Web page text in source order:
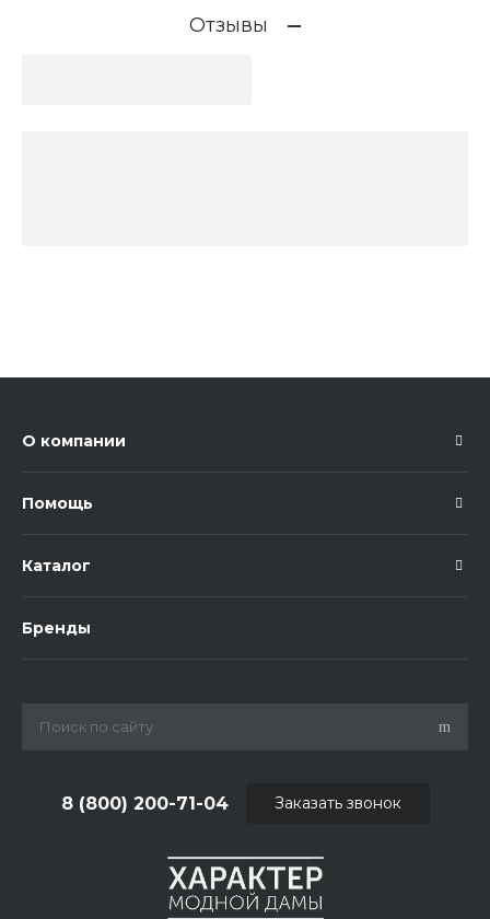
Отзывы
О компании
Помощь
Каталог
Бренды
8 (800) 200-71-04 Заказать звонок